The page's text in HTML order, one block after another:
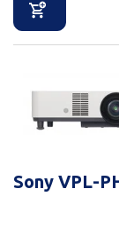
Sony VPL-